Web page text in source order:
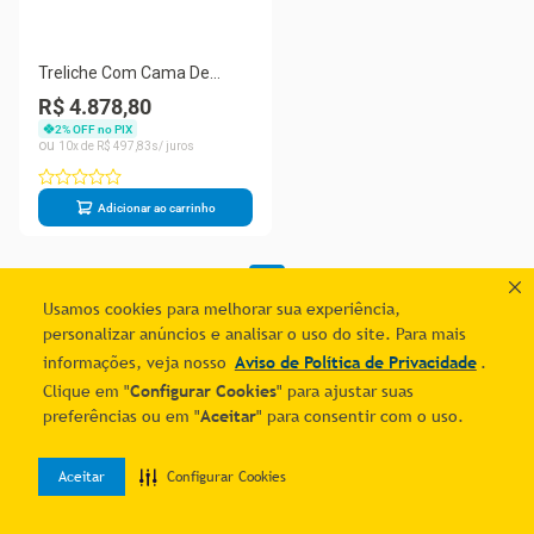
Usamos cookies para melhorar sua experiência,
personalizar anúncios e analisar o uso do site. Para mais
informações, veja nosso Aviso de Política de Privacidade .
Clique em "Configurar Cookies" para ajustar suas
preferências ou em "Aceitar" para consentir com o uso.
Aceitar Configurar Cookies
Treliche Com Cama De
Casal Castanho Claro C-
Cama Auxiliar 3 Gavetas
Madeira Pinus
R$ 4.878,80
2% OFF no PIX
10
R$ 497 83
Adicionar ao carrinho